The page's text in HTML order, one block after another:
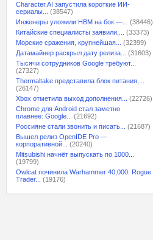
Character.AI запустила короткие ИИ-
сериалы...
(38547)
Инженеры уложили HBM на бок —...
(38446)
Китайские специалисты заявили,...
(33373)
Морские сражения, крупнейшая...
(32399)
Датамайнер раскрыл дату релиза...
(31603)
Тысячи сотрудников Google требуют...
(27327)
Thermaltake представила блок питания,...
(26147)
Xbox отметила выход дополнения...
(22726)
Chrome для Android стал заметно
плавнее: Google...
(21692)
Россияне стали звонить и писать...
(21687)
Вышел релиз OpenIDE Pro —
корпоративной...
(20240)
Mitsubishi начнёт выпускать по 1000...
(19799)
Owlcat починила Warhammer 40,000: Rogue
Trader...
(19176)